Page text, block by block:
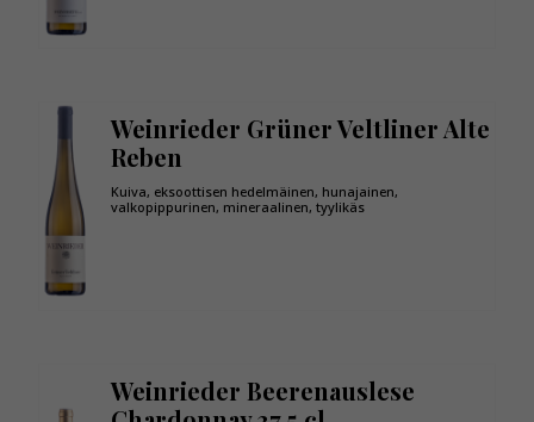
Weinrieder Grüner Veltliner Alte
Reben
Kuiva, eksoottisen hedelmäinen, hunajainen,
valkopippurinen, mineraalinen, tyylikäs
Weinrieder Beerenauslese